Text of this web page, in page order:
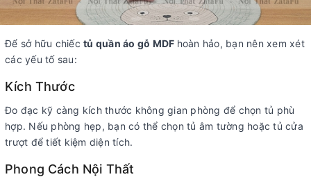
Để sở hữu chiếc tủ quần áo gỗ MDF hoàn hảo, bạn nên xem xét
các yếu tố sau:
Kích Thước
Đo đạc kỹ càng kích thước không gian phòng để chọn tủ phù
hợp. Nếu phòng hẹp, bạn có thể chọn tủ âm tường hoặc tủ cửa
trượt để tiết kiệm diện tích.
Phong Cách Nội Thất